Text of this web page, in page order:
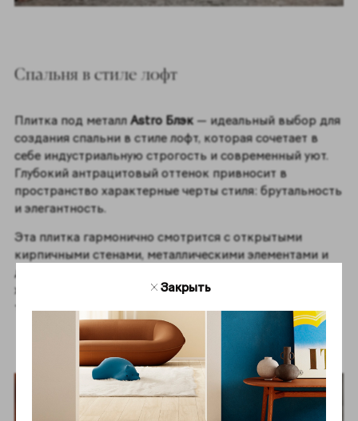
Спальня в стиле лофт
Плитка под металл Astro Блэк — идеальный выбор для
создания спальни в стиле лофт, которая сочетает в
себе индустриальную строгость и современный уют.
Глубокий антрацитовый оттенок привносит в
пространство характерные черты стиля: брутальность
и элегантность.
Эта плитка гармонично смотрится с открытыми
кирпичными стенами, металлическими элементами и
деревянной мебелью, создавая атмосферу, в которой
холодная индустриальная эстетика дополняется
теплом натуральных текстур.
Закрыть